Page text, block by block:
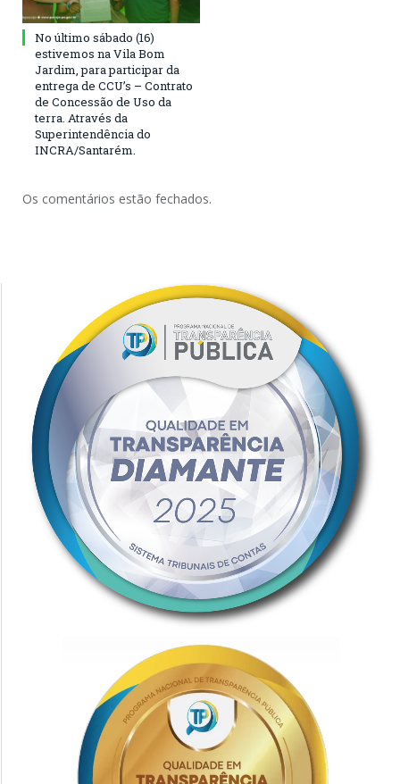
No último sábado (16)
estivemos na Vila Bom
Jardim, para participar da
entrega de CCU’s – Contrato
de Concessão de Uso da
terra. Através da
Superintendência do
INCRA/Santarém.
Os comentários estão fechados.